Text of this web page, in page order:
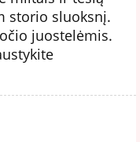
storio sluoksnį.
juostelėmis.